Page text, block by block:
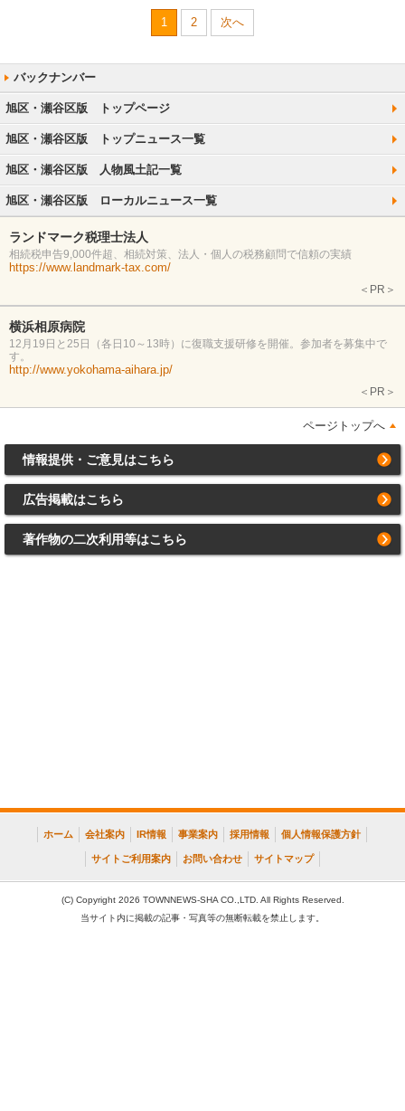
1 2 次へ
旭区・瀬谷区版 トップページ
旭区・瀬谷区版 トップニュース一覧
旭区・瀬谷区版 人物風土記一覧
旭区・瀬谷区版 ローカルニュース一覧
ランドマーク税理士法人
相続税申告9,000件超、相続対策、法人・個人の税務顧問で信頼の実績
https://www.landmark-tax.com/
＜PR＞
横浜相原病院
12月19日と25日（各日10～13時）に復職支援研修を開催。参加者を募集中で
す。
http://www.yokohama-aihara.jp/
＜PR＞
ページトップへ
情報提供・ご意見はこちら
広告掲載はこちら
著作物の二次利用等はこちら
ホーム 会社案内 IR情報 事業案内 採用情報 個人情報保護方針
サイトご利用案内 お問い合わせ サイトマップ
(C) Copyright 2026 TOWNNEWS-SHA CO.,LTD. All Rights Reserved.
当サイト内に掲載の記事・写真等の無断転載を禁止します。